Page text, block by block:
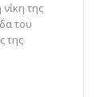
της
του
της